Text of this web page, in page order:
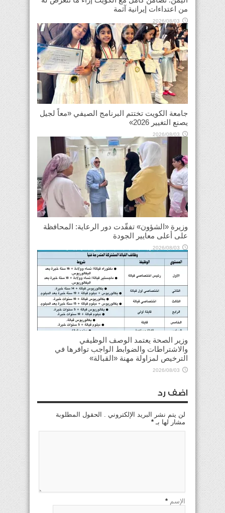
من اعتداءات إيرانية آثمة
2026/08/03
جامعة الكويت تختتم البرنامج الصيفي «معاً لجيل
يصنع التغيير 2026»
2026/08/03
وزيرة «الشؤون» تفقّدت دور الرعاية: المحافظة
على أعلى معايير الجودة
2026/08/03
وزير الصحة يعتمد الوصف الوظيفي
والاشتراطات والضوابط الواجب توافرها في
الترخيص لمزاولة مهنة «القبالة»
2026/08/03
اضف رد
لن يتم نشر البريد الإلكتروني . الحقول المطلوبة
مشار لها بـ *
الإسم *